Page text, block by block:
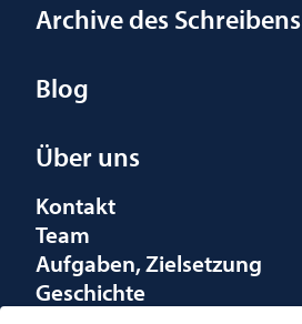
Archive des Schreibens
Blog
Über uns
Kontakt
Team
Aufgaben, Zielsetzung
Geschichte